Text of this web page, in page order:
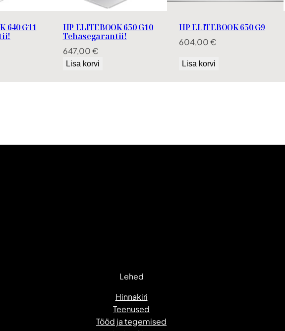
640 G11
HP ELITEBOOK 650 G10
Tehasegarantii!
647,00€
Lisa korvi
HP ELITEBOOK 650 G9
604,00€
Lisa korvi
Lehed
Hinnakiri
Teenused
Tööd ja tegemised